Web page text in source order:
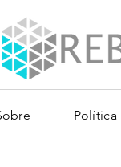
Política